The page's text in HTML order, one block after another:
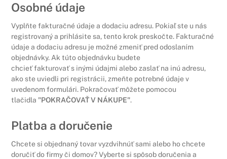
Osobné údaje
Vyplňte fakturačné údaje a dodaciu adresu. Pokiaľ ste u nás
registrovaný a prihlásite sa, tento krok preskočte. Fakturačné
údaje a dodaciu adresu je možné zmeniť pred odoslaním
objednávky. Ak túto objednávku budete
chcieť fakturovať s inými údajmi alebo zaslať na inú adresu,
ako ste uviedli pri registrácii, zmeňte potrebné údaje v
uvedenom formulári. Pokračovať môžete pomocou
tlačidla "POKRAČOVAŤ V NÁKUPE".
Platba a doručenie
Chcete si objednaný tovar vyzdvihnúť sami alebo ho chcete
doručiť do firmy či domov? Vyberte si spôsob doručenia a